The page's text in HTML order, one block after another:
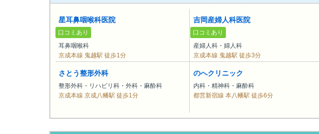
星耳鼻咽喉科医院
口コミあり
耳鼻咽喉科
京成本線 鬼越駅 徒歩1分
吉岡産婦人科医院
口コミあり
産婦人科・婦人科
京成本線 鬼越駅 徒歩3分
さとう整形外科
整形外科・リハビリ科・外科・麻酔科
京成本線 京成八幡駅 徒歩1分
のへクリニック
内科・精神科・麻酔科
都営新宿線 本八幡駅 徒歩6分